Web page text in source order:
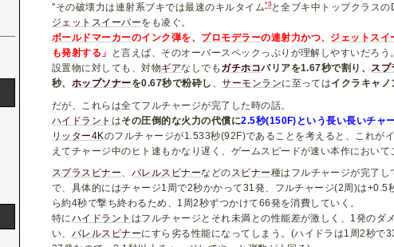
''その破壊力は連射系ブキでは最速のキルタイム*3 と全ブキ中トップクラス
ジェットスイーパーをも凌ぐ。
ボールドマーカーのインク弾を、 プロモデラーの連射力かつ、 ジェットスイ
も発射する」
と言えば、そのオーバースペックっぷりが理解しやすいだろう。
設置物に対しても、対物ギアなしでも ガチホコバリアを1.67秒で割り、 スプ
秒、 ホップソナーを0.67秒で粉砕し 、サーモンランに至ってはイクラキャノ
だが、これらは全てフルチャージが完了した時の話。
ハイドラント はその圧倒的な火力の代償に2.5秒(150F)という長い長いチャ
リッター4Kのフルチャージが1.533秒(92F)であることを考えると、これが
えてチャージ中のヒト速もかなり遅く、ゲームスピードが速い本作において
スプラスピナー、 バレルスピナーなどのスピナー種はフルチャージが完了
で、具体的にはチャージ1周で2秒かかって31発、フルチャージ(2周)は
ら約4秒で撃ち終わるため、1周2秒ずつかけて66発を消費していく。
特にハイドラント はフルチャージとそれ未満との性能差が激しく、1発のダ
い、 バレルスピナーにすら劣る性能になってしまう。(ハイドラは1周2秒で